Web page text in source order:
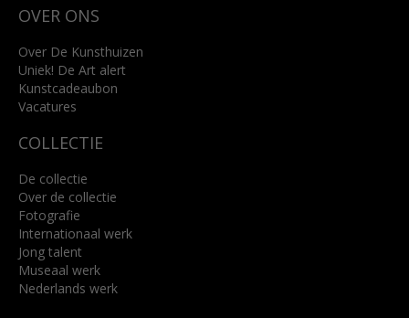
4818 SB Breda
info@kunsthuisbreda.nl
Lees meer
OVER ONS
Over De Kunsthuizen
Uniek! De Art alert
Kunstcadeaubon
Vacatures
COLLECTIE
De collectie
Over de collectie
Fotografie
Internationaal werk
Jong talent
Museaal werk
Nederlands werk